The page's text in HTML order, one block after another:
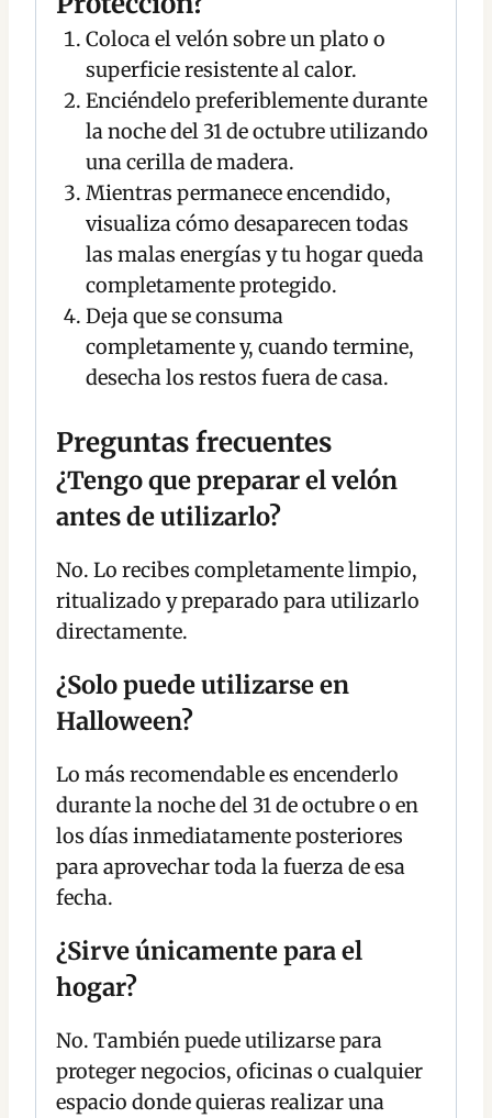
Coloca el velón sobre un plato o
superficie resistente al calor.
Enciéndelo preferiblemente durante
la noche del 31 de octubre utilizando
una cerilla de madera.
Mientras permanece encendido,
visualiza cómo desaparecen todas
las malas energías y tu hogar queda
completamente protegido.
Deja que se consuma
completamente y, cuando termine,
desecha los restos fuera de casa.
Preguntas frecuentes
¿Tengo que preparar el velón
antes de utilizarlo?
No. Lo recibes completamente limpio,
ritualizado y preparado para utilizarlo
directamente.
¿Solo puede utilizarse en
Halloween?
Lo más recomendable es encenderlo
durante la noche del 31 de octubre o en
los días inmediatamente posteriores
para aprovechar toda la fuerza de esa
fecha.
¿Sirve únicamente para el
hogar?
No. También puede utilizarse para
proteger negocios, oficinas o cualquier
espacio donde quieras realizar una